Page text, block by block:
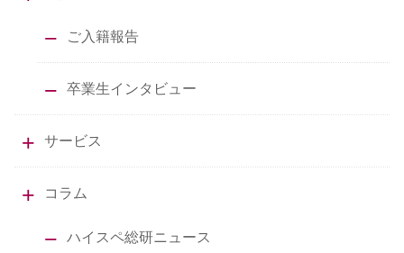
ご入籍報告
卒業生インタビュー
サービス
コラム
ハイスペ総研ニュース